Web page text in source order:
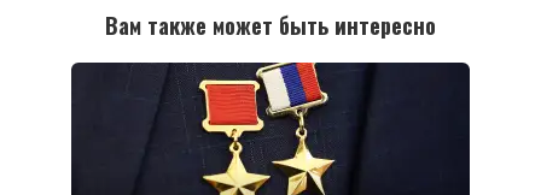
Вам также может быть интересно